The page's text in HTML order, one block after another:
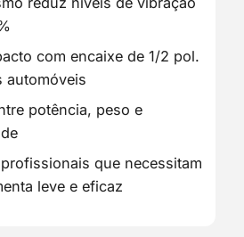
com encaixe de 1/2 pol.
automóveis
potência, peso e
que necessitam
leve e eficaz